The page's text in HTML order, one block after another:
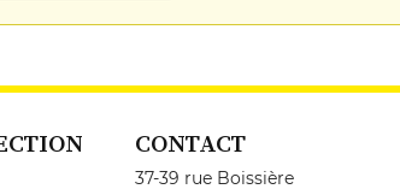
CONTACT
37-39 rue Boissière